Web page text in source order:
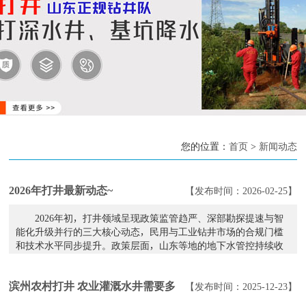
您的位置： 首页 > 新闻动态
【发布时间：2026-02-25】
2026年打井最新动态~
2026年初，打井领域呈现政策监管趋严、深部勘探提速与智
能化升级并行的三大核心动态，民用与工业钻井市场的合规门槛
和技术水平同步提升。政策层面，山东等地的地下水管控持续收
【发布时间：2025-12-23】
滨州农村打井 农业灌溉水井需要多